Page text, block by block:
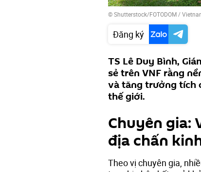
© Shutterstock/FOTODOM /
Đăng ký
TS Lê Duy Bình,
sẻ trên VNF rằng
và tăng trưởng tích
thế giới.
Chuyên gia:
địa chấn
Theo vị chuyên gia,